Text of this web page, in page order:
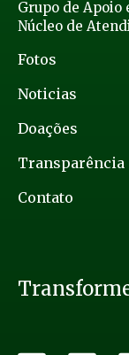
Grupo de Apoio
Núcleo de
Fotos
Noticias
Doações
Transparência
Contato